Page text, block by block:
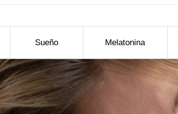
Sueño Melatonina